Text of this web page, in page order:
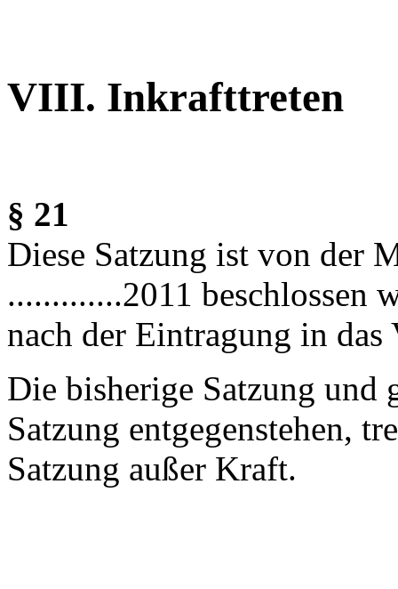
VIII. Inkrafttreten
§ 21
Diese Satzung ist von der
.............2011 beschlossen
nach der Eintragung in
Die bisherige Satzung und
Satzung entgegenstehen,
Satzung außer Kraft.